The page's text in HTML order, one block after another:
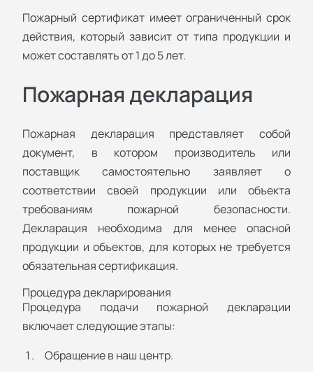
Пожарный сертификат имеет ограниченный срок
действия, который зависит от типа продукции и
может составлять от 1 до 5 лет.
Пожарная декларация
Пожарная декларация представляет собой
документ, в котором производитель или
поставщик самостоятельно заявляет о
соответствии своей продукции или объекта
требованиям пожарной безопасности.
Декларация необходима для менее опасной
продукции и объектов, для которых не требуется
обязательная сертификация.
Процедура декларирования
Процедура подачи пожарной декларации
включает следующие этапы:
Обращение в наш центр.